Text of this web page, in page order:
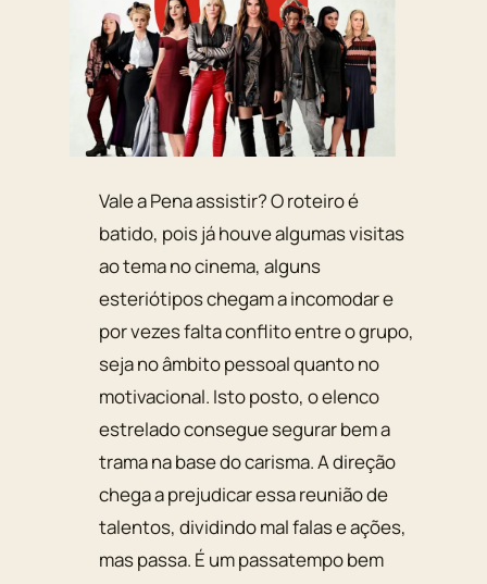
Vale a Pena assistir? O roteiro é
batido, pois já houve algumas visitas
ao tema no cinema, alguns
esteriótipos chegam a incomodar e
por vezes falta conflito entre o grupo,
seja no âmbito pessoal quanto no
motivacional. Isto posto, o elenco
estrelado consegue segurar bem a
trama na base do carisma. A direção
chega a prejudicar essa reunião de
talentos, dividindo mal falas e ações,
mas passa. É um passatempo bem